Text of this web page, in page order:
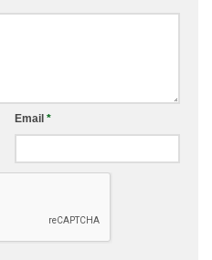
Email *